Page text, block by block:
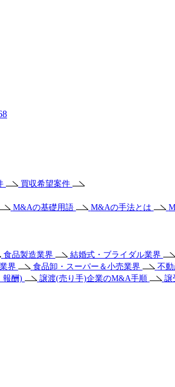
買収希望案件
M&Aの基礎用語 M&Aの手法とは
食品製造業界 結婚式・ブライダル業界
界 食品卸・スーパー＆小売業界 不
報酬) 譲渡(売り手)企業のM&A手順 譲